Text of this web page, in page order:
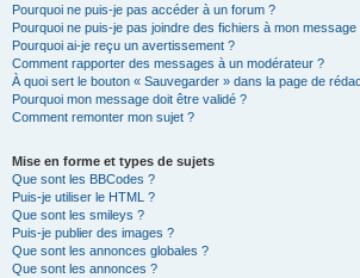
Pourquoi ne puis-je pas accéder à un forum ?
Pourquoi ne puis-je pas joindre des fichiers à mon message
Pourquoi ai-je reçu un avertissement ?
Comment rapporter des messages à un modérateur ?
À quoi sert le bouton « Sauvegarder » dans la page de
Pourquoi mon message doit être validé ?
Comment remonter mon sujet ?
Mise en forme et types de sujets
Que sont les BBCodes ?
Puis-je utiliser le HTML ?
Que sont les smileys ?
Puis-je publier des images ?
Que sont les annonces globales ?
Que sont les annonces ?